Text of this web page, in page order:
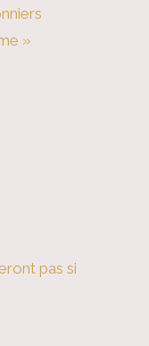
»
pas si